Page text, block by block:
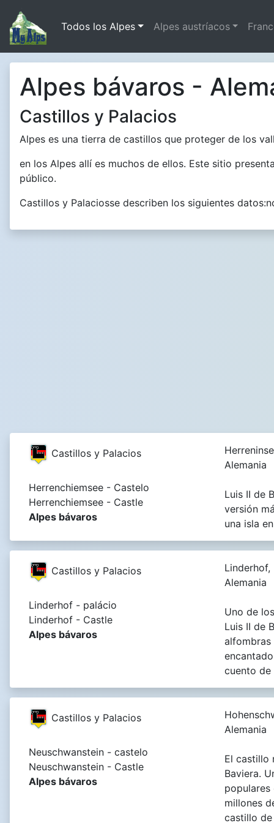
Todos los Alpes Alpes austríacos
Alpes bávaros -
Castillos y Palacios
Alpes es una tierra de castillos que proteger de los
en los Alpes allí es muchos de ellos. Este sitio
público.
Castillos y Palaciosse describen los siguientes
Castillos y Palacios
Herrenchiemsee - Castelo
Herrenchiemsee - Castle
Alpes bávaros
Alemania
Luis II de
versión
una isla
Castillos y Palacios
Linderhof - palácio
Linderhof - Castle
Alpes bávaros
Linderhof,
Alemania
Uno de
Luis II de
cuento de
Castillos y Palacios
Neuschwanstein - castelo
Neuschwanstein - Castle
Alpes bávaros
Alemania
El castillo
Baviera.
populares
millones
castillo